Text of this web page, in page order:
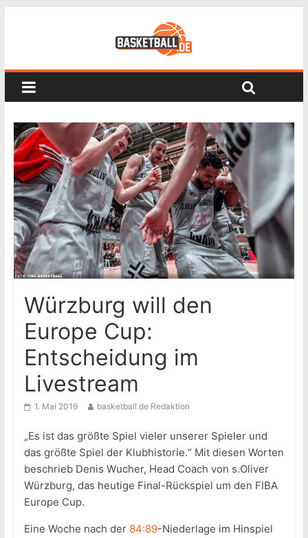
Würzburg will den
Europe Cup:
Entscheidung im
Livestream
1. Mai 2019 basketball.de Redaktion
„Es ist das größte Spiel vieler unserer Spieler und
das größte Spiel der Klubhistorie.“ Mit diesen Worten
beschrieb Denis Wucher, Head Coach von s.Oliver
Würzburg, das heutige Final-Rückspiel um den FIBA
Europe Cup.
Eine Woche nach der 84:89-Niederlage im Hinspiel